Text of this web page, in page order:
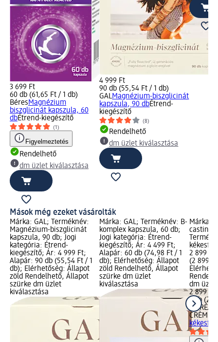
3 699 Ft
60 db (61,65 Ft / 1 db)
BéresMagnézium
biszglicinát kapszula, 60
dbÉtrend-kiegészítő
(1)
Figyelmeztetés
Rendelhető
dm üzlet kiválasztása
4 999 Ft
90 db (55,54 Ft / 1 db)
GALMagnézium-biszglicinát
kapszula, 90 dbÉtrend-
kiegészítő
(8)
Rendelhető
dm üzlet kiválasztása
Mások még ezeket vásárolták
Márka: GAL; Terméknév:
Magnézium-biszglicinát
kapszula, 90 db; Jogi
kategória: Étrend-
kiegészítő; Ár: 4 999 Ft;
Alapár: 90 db (55,54 Ft / 1
db); Elérhetőség: Állapot
zöld Rendelhető, Állapot
szürke dm üzlet
kiválasztása
Márka: GAL; Terméknév: B-
komplex kapszula, 60 db;
Jogi kategória: Étrend-
kiegészítő; Ár: 4 499 Ft;
Alapár: 60 db (74,98 Ft / 1
db); Elérhetőség: Állapot
zöld Rendelhető, Állapot
szürke dm üzlet
kiválasztása
Márka:
casting
2 899
(2
dm
2 899 Ft
1 db (2
CRÈME